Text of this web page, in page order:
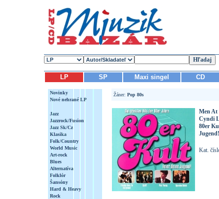
LP SP Maxi singel CD
Novinky
Nové nehrané LP
Jazz
Jazzrock/Fusion
Jazz Sk/Cz
Klasika
Folk/Country
World Music
Art-rock
Blues
Alternatíva
Folklór
Šansóny
Hard & Heavy
Rock
Žáner: Pop 80s
Men At
Cyndi
80er
Jugend!
Kat.